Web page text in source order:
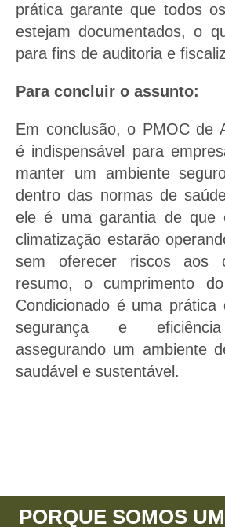
prática garante que todos
estejam documentados, o
para fins de auditoria e
Para concluir o assunto:
Em conclusão, o PMOC de
é indispensável para
manter um ambiente
dentro das normas de
ele é uma garantia de que
climatização estarão
sem oferecer riscos aos
resumo, o cumprimento
Condicionado é uma prática
segurança e eficiência
assegurando um ambiente
saudável e sustentável.
PORQUE SOMOS